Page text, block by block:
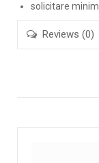
solicitare
Reviews (0)